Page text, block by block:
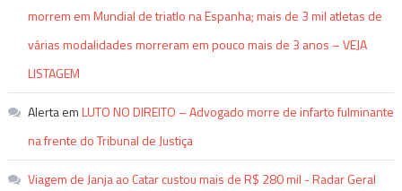
morrem em Mundial de triatlo na Espanha; mais de 3 mil atletas de
várias modalidades morreram em pouco mais de 3 anos – VEJA
LISTAGEM
AlertaemLUTO NO DIREITO – Advogado morre de infarto fulminante
na frente do Tribunal de Justiça
Viagem de Janja ao Catar custou mais de R$ 280 mil - Radar Geral